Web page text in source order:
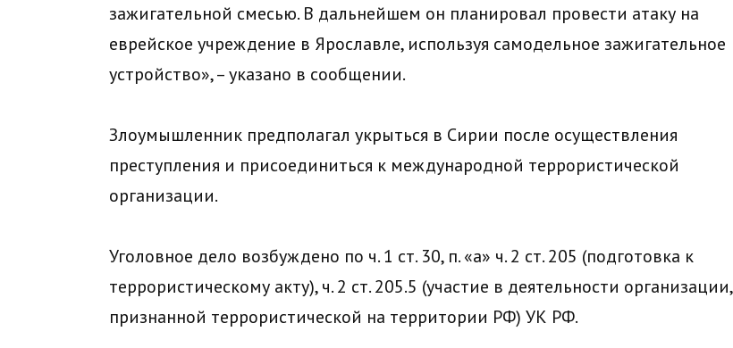
зажигательной смесью. В дальнейшем он планировал провести атаку на
еврейское учреждение в Ярославле, используя самодельное зажигательное
устройство», – указано в сообщении.
Злоумышленник предполагал укрыться в Сирии после осуществления
преступления и присоединиться к международной террористической
организации.
Уголовное дело возбуждено по ч. 1 ст. 30, п. «а» ч. 2 ст. 205 (подготовка к
террористическому акту), ч. 2 ст. 205.5 (участие в деятельности организации,
признанной террористической на территории РФ) УК РФ.